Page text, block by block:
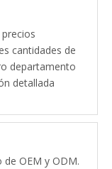
cantidades de
departamento
detallada
OEM y ODM.